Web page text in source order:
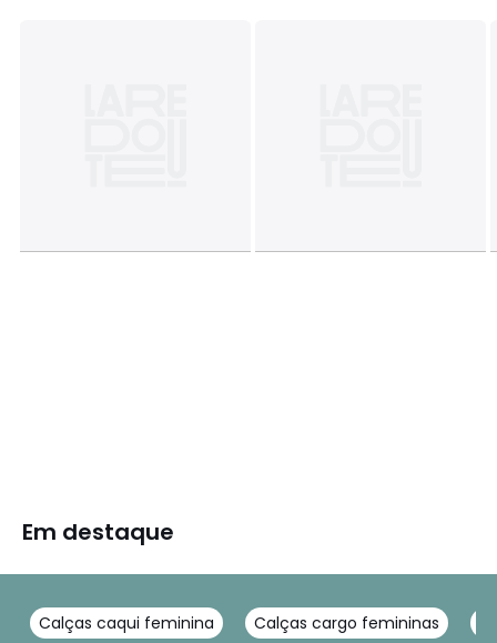
Em destaque
Calças caqui feminina Calças cargo femininas